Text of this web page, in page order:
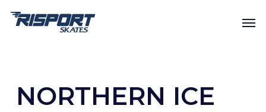
NORTHERN ICE